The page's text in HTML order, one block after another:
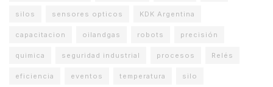
silos sensores opticos KDK Argentina
capacitacion oilandgas robots precisión
quimica seguridad industrial procesos Relés
eficiencia eventos temperatura silo